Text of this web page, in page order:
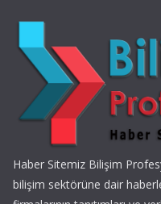
Haber Sitemiz Bilişim
bilişim sektörüne dair